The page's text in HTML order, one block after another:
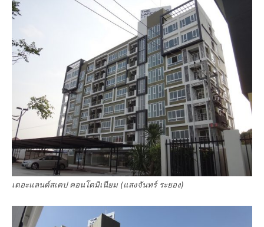
เดอะแลนด์สเคป คอนโดมิเนียม (แสงจันทร์ ระยอง)